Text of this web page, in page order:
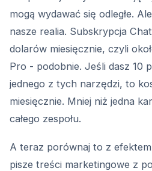
mogą wydawać się odległe.
nasze realia. Subskrypcja
dolarów miesięcznie, czyli
Pro - podobnie. Jeśli dasz 10
jednego z tych narzędzi, to
miesięcznie. Mniej niż jedna
całego zespołu.
A teraz porównaj to z
pisze treści marketingowe z